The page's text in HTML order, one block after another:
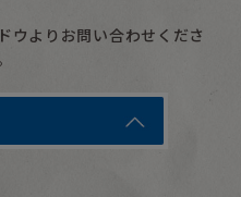
ウよりお問い合わせくださ